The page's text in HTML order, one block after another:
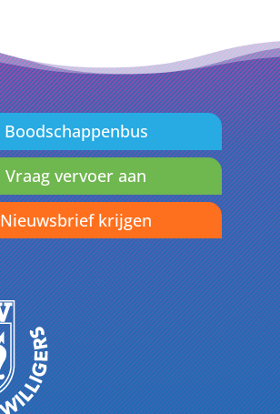
Boodschappenbus
Vraag vervoer aan
Nieuwsbrief krijgen